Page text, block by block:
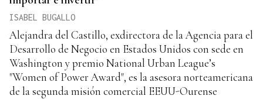
ISABEL BUGALLO
Alejandra del Castillo, exdirectora de la Agencia para el
Desarrollo de Negocio en Estados Unidos con sede en
Washington y premio National Urban League’s
"Women of Power Award", es la asesora norteamericana
de la segunda misión comercial EEUU-Ourense